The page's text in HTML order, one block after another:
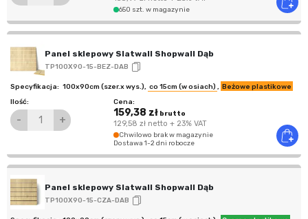
650 szt. w magazynie
Panel sklepowy Slatwall Shopwall Dąb
TP100X90-15-BEZ-DAB
100x90cm (szer.x wys.), co 15cm (w osiach) , Beżowe plastikowe
- +
159,38 złbrutto
129,58 złnetto + 23% VAT
Chwilowo brak w magazynie
Dostawa 1-2 dni robocze
Panel sklepowy Slatwall Shopwall Dąb
TP100X90-15-CZA-DAB